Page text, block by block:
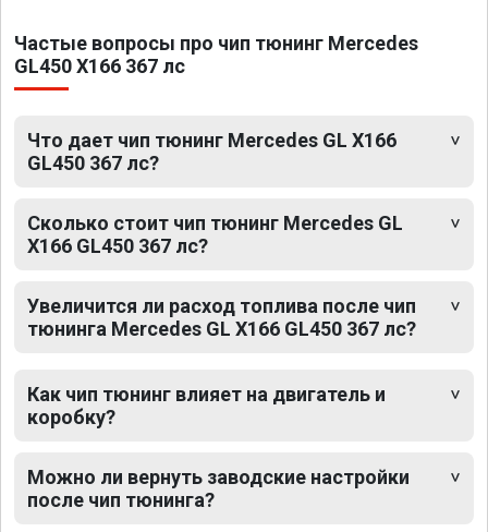
Частые вопросы про чип тюнинг Mercedes
GL450 X166 367 лс
Что дает чип тюнинг Mercedes GL X166
GL450 367 лс?
Сколько стоит чип тюнинг Mercedes GL
X166 GL450 367 лс?
Увеличится ли расход топлива после чип
тюнинга Mercedes GL X166 GL450 367 лс?
Как чип тюнинг влияет на двигатель и
коробку?
Можно ли вернуть заводские настройки
после чип тюнинга?